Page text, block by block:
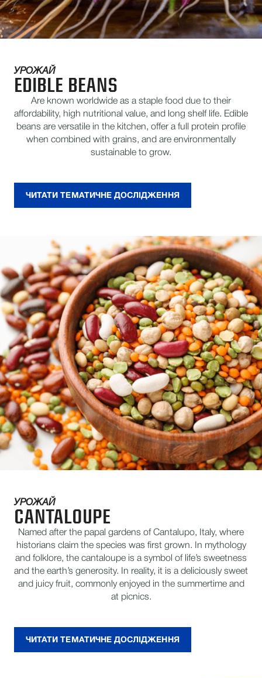
УРОЖАЙ
EDIBLE BEANS
Are known worldwide as a staple food due to their
affordability, high nutritional value, and long shelf life. Edible
beans are versatile in the kitchen, offer a full protein profile
when combined with grains, and are environmentally
sustainable to grow.
ЧИТАТИ ТЕМАТИЧНЕ ДОСЛІДЖЕННЯ
УРОЖАЙ
CANTALOUPE
Named after the papal gardens of Cantalupo, Italy, where
historians claim the species was first grown. In mythology
and folklore, the cantaloupe is a symbol of life’s sweetness
and the earth’s generosity. In reality, it is a deliciously sweet
and juicy fruit, commonly enjoyed in the summertime and
at picnics.
ЧИТАТИ ТЕМАТИЧНЕ ДОСЛІДЖЕННЯ